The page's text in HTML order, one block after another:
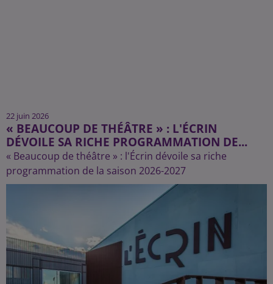
22 juin 2026
« BEAUCOUP DE THÉÂTRE » : L'ÉCRIN
DÉVOILE SA RICHE PROGRAMMATION DE...
« Beaucoup de théâtre » : l'Écrin dévoile sa riche
programmation de la saison 2026-2027